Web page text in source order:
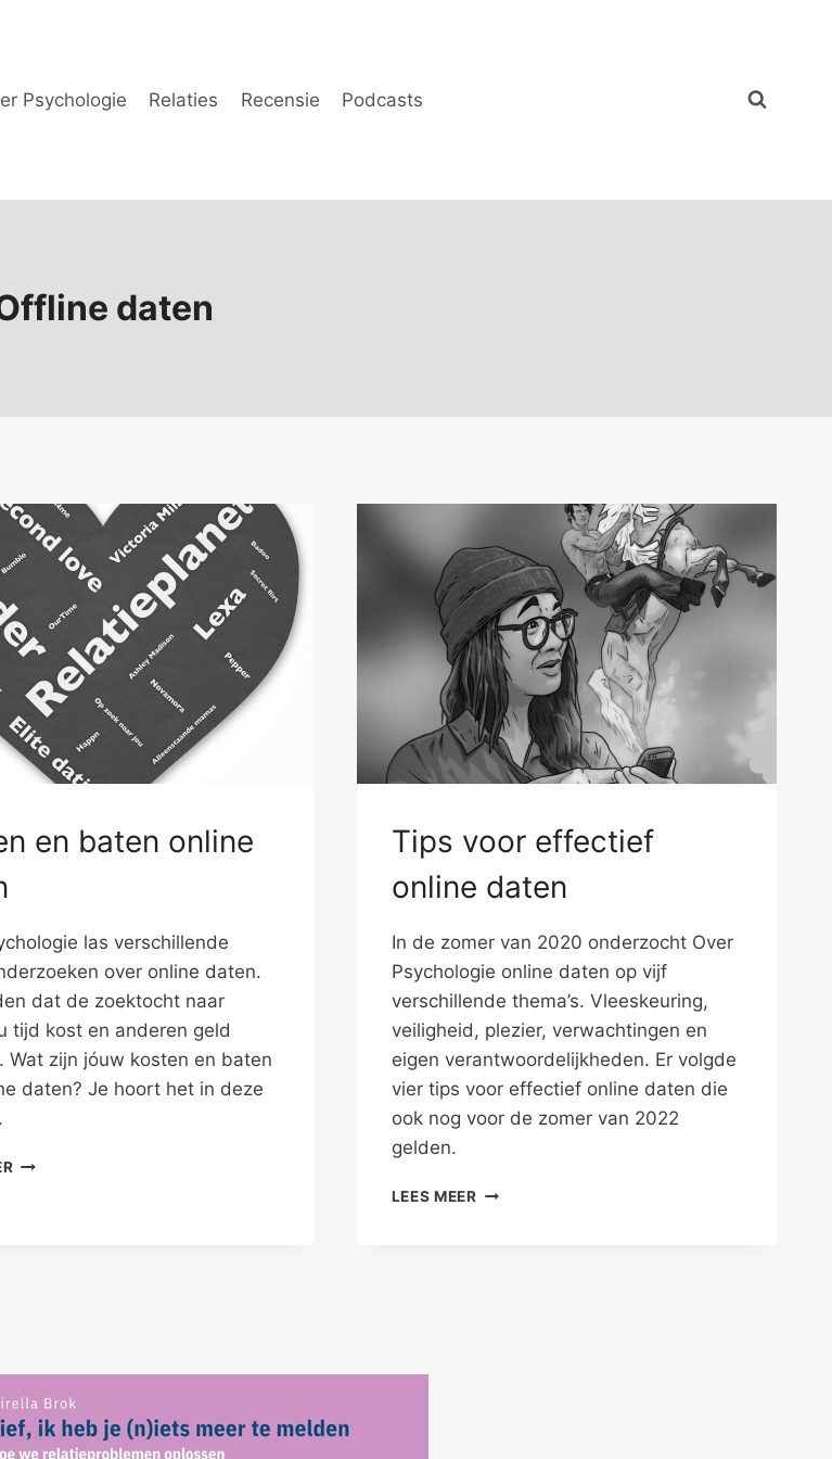
Psychologie Relaties Recensie Podcasts
daten
en baten online
las verschillende
over online daten.
dat de zoektocht naar
tijd kost en anderen geld
Wat zijn jóuw kosten en baten
daten? Je hoort het in deze
KOSTEN
Tips voor effectief
online daten
In de zomer van 2020 onderzocht Over
Psychologie online daten op vijf
verschillende thema’s. Vleeskeuring,
veiligheid, plezier, verwachtingen en
eigen verantwoordelijkheden. Er volgde
vier tips voor effectief online daten die
ook nog voor de zomer van 2022
gelden.
LEES MEERTIPS